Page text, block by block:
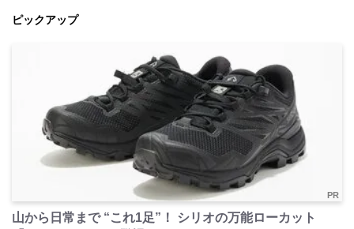
ピックアップ
PR
山から日常まで “これ1足”！ シリオの万能ローカット